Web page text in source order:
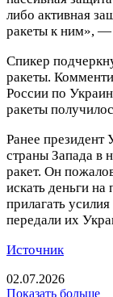
либо активная
ракеты к ним», —
Спикер
ракеты.
России по
ракеты
Ранее
страны Запада в
ракет. Он
искать деньги на
прилагать
передали их
Источник
02.07.2026
Показать больше